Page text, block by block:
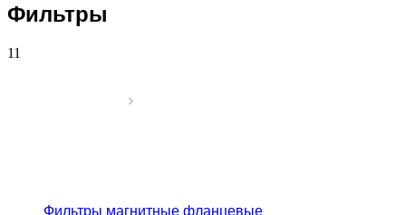
Фильтры
11
Фильтры магнитные фланцевые